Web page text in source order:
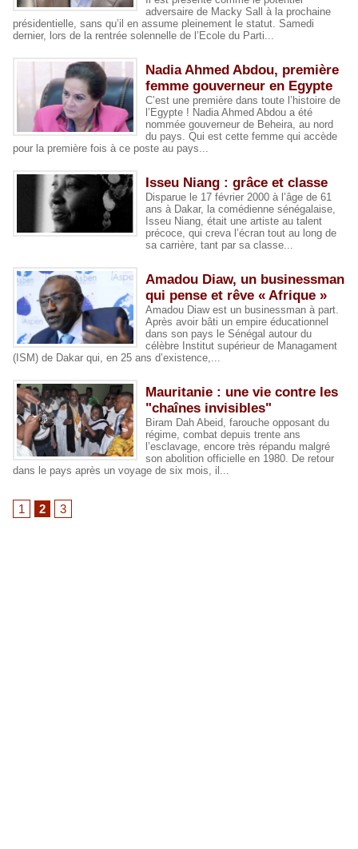
adversaire de Macky Sall à la prochaine
présidentielle, sans qu’il en assume pleinement le statut. Samedi
dernier, lors de la rentrée solennelle de l’Ecole du Parti...
Nadia Ahmed Abdou, première
femme gouverneur en Egypte
C’est une première dans toute l’histoire de
l’Egypte ! Nadia Ahmed Abdou a été
nommée gouverneur de Beheira, au nord
du pays. Qui est cette femme qui accède
pour la première fois à ce poste au pays...
Isseu Niang : grâce et classe
Disparue le 17 février 2000 à l’âge de 61
ans à Dakar, la comédienne sénégalaise,
Isseu Niang, était une artiste au talent
précoce, qui creva l’écran tout au long de
sa carrière, tant par sa classe...
Amadou Diaw, un businessman
qui pense et rêve « Afrique »
Amadou Diaw est un businessman à part.
Après avoir bâti un empire éducationnel
dans son pays le Sénégal autour du
célèbre Institut supérieur de Managament
(ISM) de Dakar qui, en 25 ans d’existence,...
Mauritanie : une vie contre les
"chaînes invisibles"
Biram Dah Abeid, farouche opposant du
régime, combat depuis trente ans
l’esclavage, encore très répandu malgré
son abolition officielle en 1980. De retour
dans le pays après un voyage de six mois, il...
1 2 3